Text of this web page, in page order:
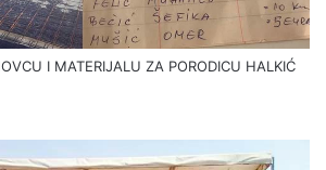
I MATERIJALU ZA PORODICU HALKIĆ